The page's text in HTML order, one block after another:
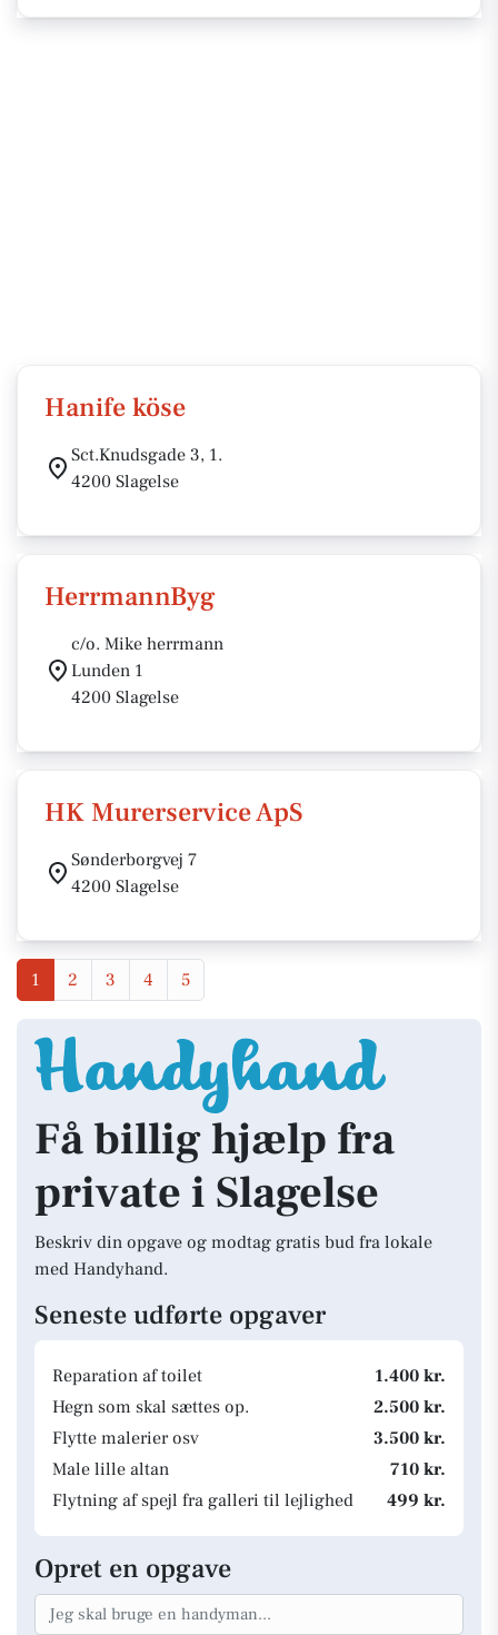
Hanife köse
Sct.Knudsgade 3, 1.
4200 Slagelse
HerrmannByg
c/o. Mike herrmann
Lunden 1
4200 Slagelse
HK Murerservice ApS
Sønderborgvej 7
4200 Slagelse
1 2 3 4 5
Få billig hjælp fra
private i Slagelse
Beskriv din opgave og modtag gratis bud fra lokale
med Handyhand.
Seneste udførte opgaver
Reparation af toilet
1.400 kr.
Hegn som skal sættes op.
2.500 kr.
Flytte malerier osv
3.500 kr.
Male lille altan
710 kr.
Flytning af spejl fra galleri til lejlighed
499 kr.
Opret en opgave